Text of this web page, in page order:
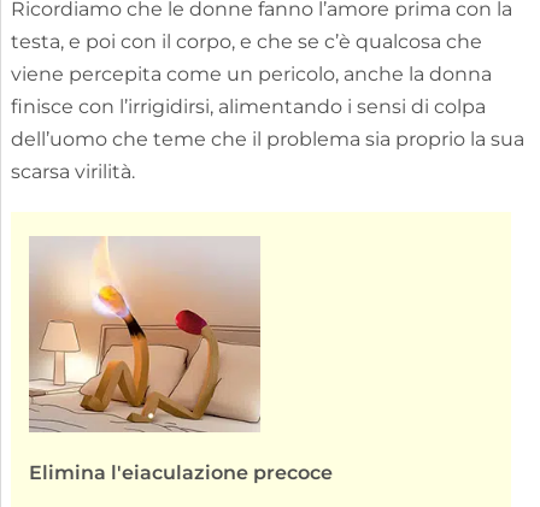
Ricordiamo che le donne fanno l’amore prima con la
testa, e poi con il corpo, e che se c’è qualcosa che
viene percepita come un pericolo, anche la donna
finisce con l’irrigidirsi, alimentando i sensi di colpa
dell’uomo che teme che il problema sia proprio la sua
scarsa virilità.
Elimina l'eiaculazione precoce